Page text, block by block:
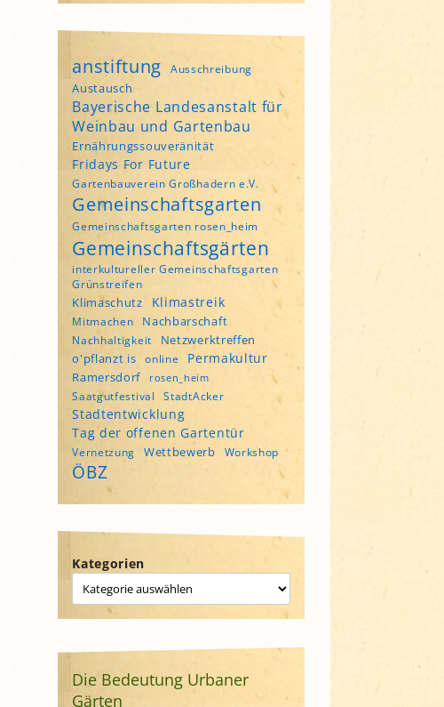
anstiftung Ausschreibung
Austausch
Bayerische Landesanstalt für
Weinbau und Gartenbau
Ernährungssouveränität
Fridays For Future
Gartenbauverein Großhadern e.V.
Gemeinschaftsgarten
Gemeinschaftsgarten rosen_heim
Gemeinschaftsgärten
interkultureller Gemeinschaftsgarten
Grünstreifen
Klimaschutz Klimastreik
Mitmachen Nachbarschaft
Nachhaltigkeit
Netzwerktreffen
o'pflanzt is
online Permakultur
Ramersdorf rosen_heim
Saatgutfestival StadtAcker
Stadtentwicklung
Tag der offenen Gartentür
Vernetzung Wettbewerb Workshop
ÖBZ
Kategorien
Die Bedeutung Urbaner
Gärten